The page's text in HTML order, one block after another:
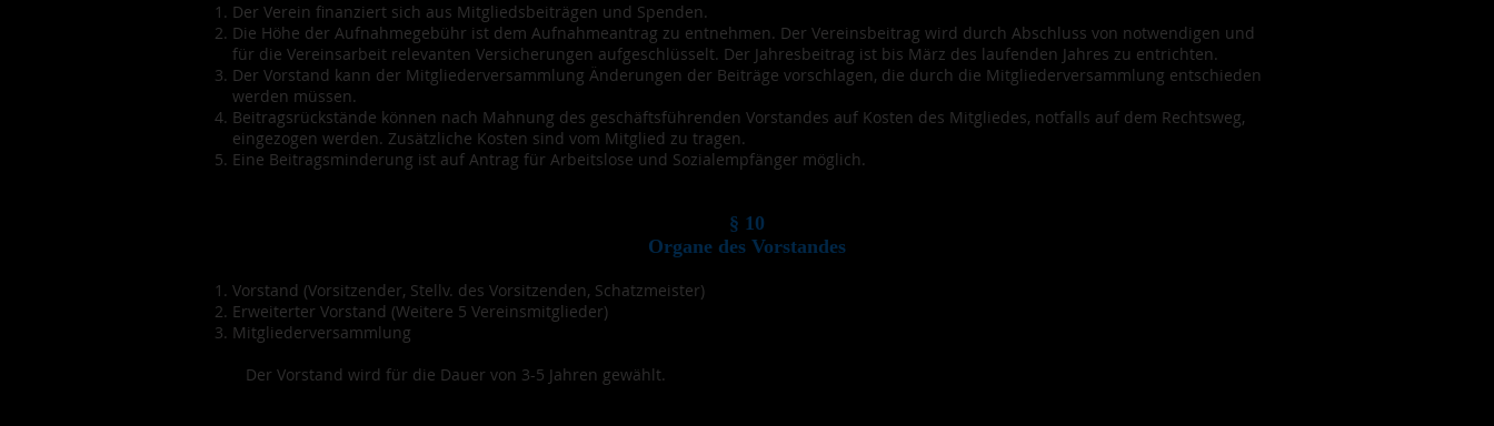
Der Verein finanziert sich aus Mitgliedsbeiträgen und Spenden.
Die Höhe der Aufnahmegebühr ist dem Aufnahmeantrag zu entnehmen. Der Vereinsbeitrag wird durch Abschluss von notwendigen und
für die Vereinsarbeit relevanten Versicherungen aufgeschlüsselt. Der Jahresbeitrag ist bis März des laufenden Jahres zu entrichten.
Der Vorstand kann der Mitgliederversammlung Änderungen der Beiträge vorschlagen, die durch die Mitgliederversammlung entschieden
werden müssen.
Beitragsrückstände können nach Mahnung des geschäftsführenden Vorstandes auf Kosten des Mitgliedes, notfalls auf dem Rechtsweg,
eingezogen werden. Zusätzliche Kosten sind vom Mitglied zu tragen.
Eine Beitragsminderung ist auf Antrag für Arbeitslose und Sozialempfänger möglich.
§ 10
Organe des Vorstandes
Vorstand (Vorsitzender, Stellv. des Vorsitzenden, Schatzmeister)
Erweiterter Vorstand (Weitere 5 Vereinsmitglieder)
Mitgliederversammlung
​ Der Vorstand wird für die Dauer von 3-5 Jahren gewählt.